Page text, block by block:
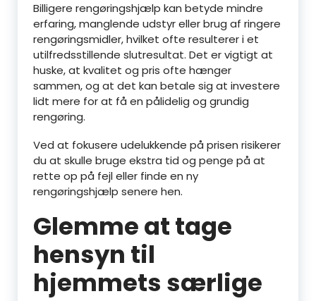
Billigere rengøringshjælp kan betyde mindre
erfaring, manglende udstyr eller brug af ringere
rengøringsmidler, hvilket ofte resulterer i et
utilfredsstillende slutresultat. Det er vigtigt at
huske, at kvalitet og pris ofte hænger
sammen, og at det kan betale sig at investere
lidt mere for at få en pålidelig og grundig
rengøring.
Ved at fokusere udelukkende på prisen risikerer
du at skulle bruge ekstra tid og penge på at
rette op på fejl eller finde en ny
rengøringshjælp senere hen.
Glemme at tage
hensyn til
hjemmets særlige